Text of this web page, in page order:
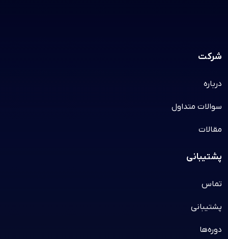
شرکت
درباره
سوالات متداول
مقالات
پشتیبانی
تماس
پشتیبانی
دوره‌ها